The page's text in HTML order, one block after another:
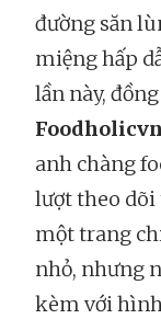
đường săn
miệng hấp
lần này,
Foodholicvn
anh chàng
lượt theo dõi
một trang
nhỏ, nhưng
kèm với